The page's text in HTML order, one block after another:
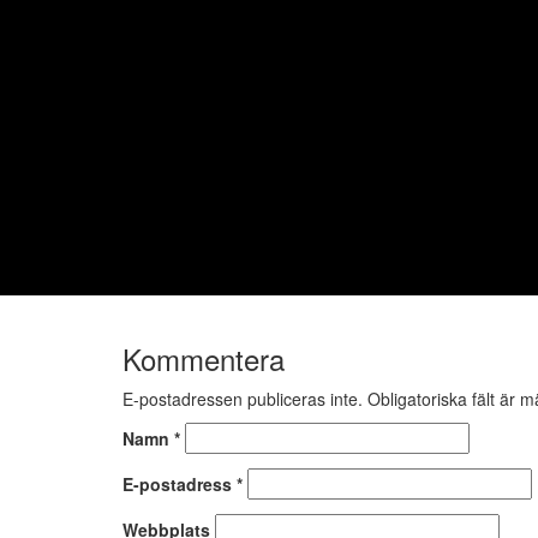
Kommentera
E-postadressen publiceras inte. Obligatoriska fält är
Namn *
E-postadress *
Webbplats